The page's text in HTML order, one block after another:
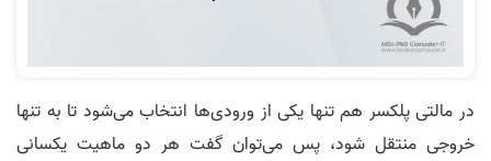
در مالتی پلکسر هم تنها یکی از ورودی‌ها انتخاب می‌شود تا به تنها
خروجی منتقل شود، پس می‌توان گفت هر دو ماهیت یکسانی